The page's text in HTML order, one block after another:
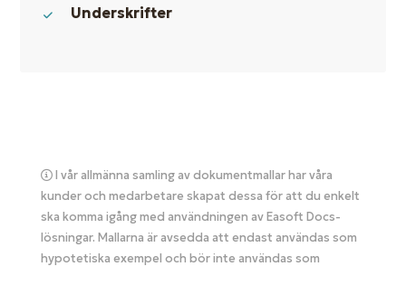
Underskrifter
I vår allmänna samling av dokumentmallar har våra
kunder och medarbetare skapat dessa för att du enkelt
ska komma igång med användningen av Easoft Docs-
lösningar. Mallarna är avsedda att endast användas som
hypotetiska exempel och bör inte användas som